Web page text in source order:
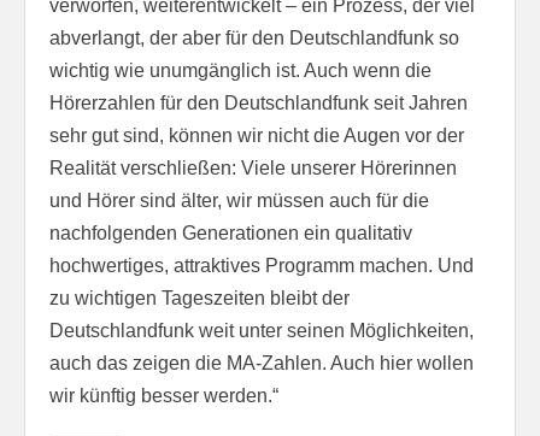
verworfen, weiterentwickelt – ein Prozess, der viel
abverlangt, der aber für den Deutschlandfunk so
wichtig wie unumgänglich ist. Auch wenn die
Hörerzahlen für den Deutschlandfunk seit Jahren
sehr gut sind, können wir nicht die Augen vor der
Realität verschließen: Viele unserer Hörerinnen
und Hörer sind älter, wir müssen auch für die
nachfolgenden Generationen ein qualitativ
hochwertiges, attraktives Programm machen. Und
zu wichtigen Tageszeiten bleibt der
Deutschlandfunk weit unter seinen Möglichkeiten,
auch das zeigen die MA-Zahlen. Auch hier wollen
wir künftig besser werden.“